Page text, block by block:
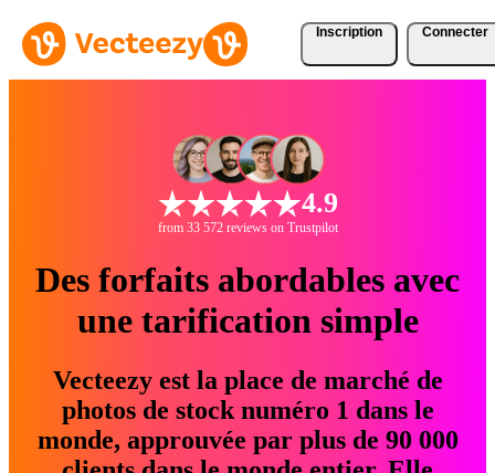
Inscription Connecter
4.9
from 33 572 reviews on Trustpilot
Des forfaits abordables avec
une tarification simple
Vecteezy est la place de marché de
photos de stock numéro 1 dans le
monde, approuvée par plus de 90 000